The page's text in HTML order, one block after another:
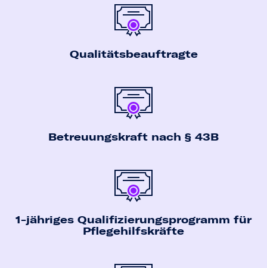
Qualitäts­beauftragte
Betreuungs­kraft nach § 43B
1-jähriges Qualifizierungs­programm für
Pflege­hilfs­kräfte